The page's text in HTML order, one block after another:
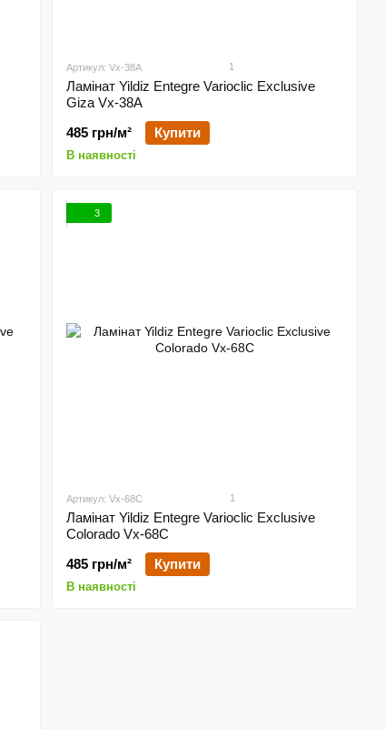
Артикул: Vx-38A 1
Ламінат Yildiz Entegre Varioclic Exclusive
Giza Vx-38A
485 грн/м²
Купити
В наявності
3
Артикул: Vx-68C 1
Ламінат Yildiz Entegre Varioclic Exclusive
Сolorado Vx-68C
485 грн/м²
Купити
В наявності